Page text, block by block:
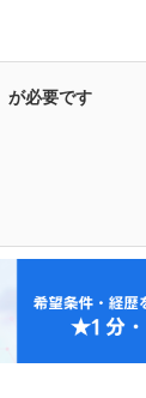
が必要です